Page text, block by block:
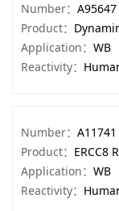
Number： A95647
Product：
Application： WB
Reactivity：
Number： A11741
Product： ERCC8
Application： WB
Reactivity：